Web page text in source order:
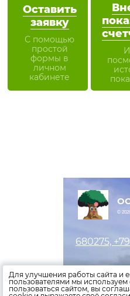
Оставить
заявку
С помощью
простой
формы в
личном
кабинете
©
680275,
Внести
Для улучшения работы сайта и
пользователями мы
пользоваться сайтом, вы